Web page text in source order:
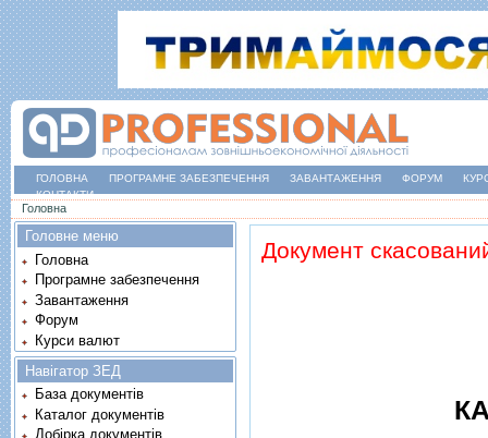
ГОЛОВНА ПРОГРАМНЕ ЗАБЕЗПЕЧЕННЯ ЗАВАНТАЖЕННЯ ФОРУМ
КОНТАКТИ
Ви є тут
Головна
Документ
Головне меню
Головна
Програмне забезпечення
Завантаження
Форум
Курси валют
Навігатор ЗЕД
База документів
Каталог документів
Добірка документів